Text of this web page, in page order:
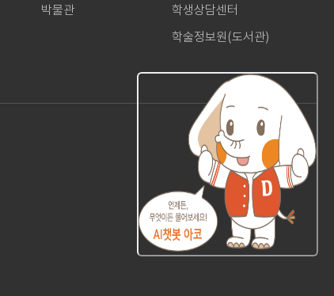
박물관
학생상담센터
학술정보원(도서관)